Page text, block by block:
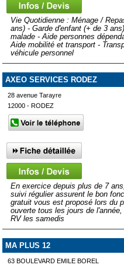
Vie Quotidienne : Ménage /
ans) - Garde d'enfant (+ de 3
malade - Aide personnes
Aide mobilité et transport -
véhicule personnel
AXEO SERVICES RODEZ
28 avenue Tarayre
12000 - RODEZ
En exercice depuis plus de 7
suivi régulier assurent le bon
gratuit vous est proposé lors du
ouverte tous les jours de
RV les samedis
MA PLUS 12
63 BOULEVARD EMILE BOREL